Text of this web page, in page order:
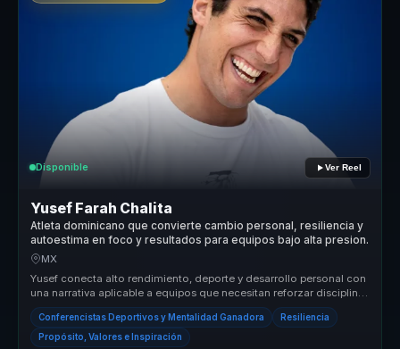
Disponible Ver Reel
Yusef Farah Chalita
Atleta dominicano que convierte cambio personal, resiliencia y
autoestima en foco y resultados para equipos bajo alta presion.
MX
Yusef conecta alto rendimiento, deporte y desarrollo personal con
una narrativa aplicable a equipos que necesitan reforzar disciplina,
re...
Conferencistas Deportivos y Mentalidad Ganadora Resiliencia
Propósito, Valores e Inspiración